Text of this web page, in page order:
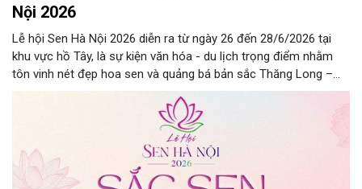
Nội 2026
Lễ hội Sen Hà Nội 2026 diễn ra từ ngày 26 đến 28/6/2026 tại
khu vực hồ Tây, là sự kiện văn hóa - du lịch trọng điểm nhằm
tôn vinh nét đẹp hoa sen và quảng bá bản sắc Thăng Long –
Hà Nội.